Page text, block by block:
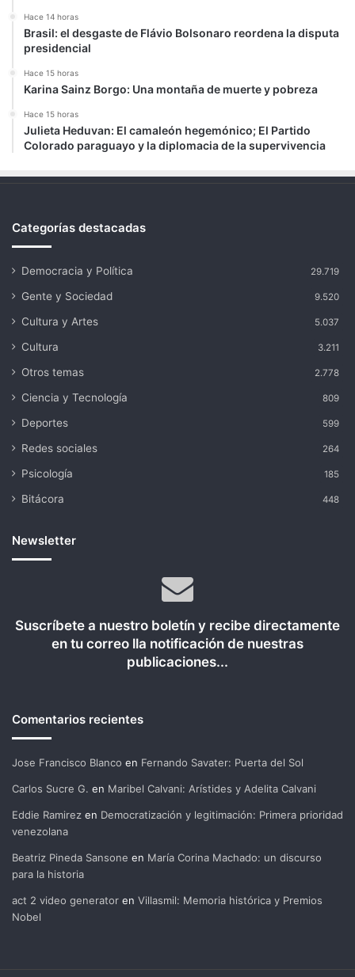
Hace 14 horas
Brasil: el desgaste de Flávio Bolsonaro reordena la disputa
presidencial
Hace 15 horas
Karina Sainz Borgo: Una montaña de muerte y pobreza
Hace 15 horas
Julieta Heduvan: El camaleón hegemónico; El Partido
Colorado paraguayo y la diplomacia de la supervivencia
Categorías destacadas
Democracia y Política 29.719
Gente y Sociedad 9.520
Cultura y Artes 5.037
Cultura 3.211
Otros temas 2.778
Ciencia y Tecnología 809
Deportes 599
Redes sociales 264
Psicología 185
Bitácora 448
Newsletter
Suscríbete a nuestro boletín y recibe directamente
en tu correo lla notificación de nuestras
publicaciones...
Comentarios recientes
Jose Francisco Blanco en Fernando Savater: Puerta del Sol
Carlos Sucre G. en Maribel Calvani: Arístides y Adelita Calvani
Eddie Ramirez en Democratización y legitimación: Primera prioridad
venezolana
Beatriz Pineda Sansone en María Corina Machado: un discurso
para la historia
act 2 video generator en Villasmil: Memoria histórica y Premios
Nobel